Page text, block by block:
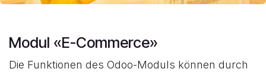
Modul «E-Commerce»
Die Funktionen des Odoo-Moduls können durch